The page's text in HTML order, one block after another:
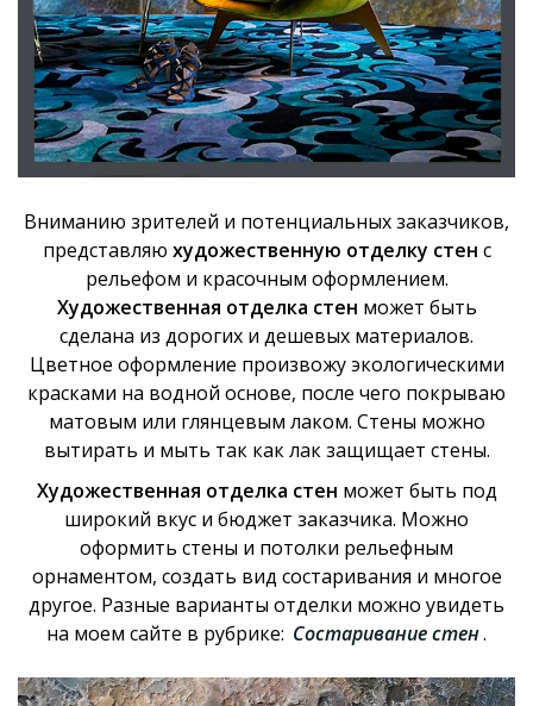
Вниманию зрителей и потенциальных заказчиков,
представляю художественную отделку стен с
рельефом и красочным оформлением.
Художественная отделка стен может быть
сделана из дорогих и дешевых материалов.
Цветное оформление произвожу экологическими
красками на водной основе, после чего покрываю
матовым или глянцевым лаком. Стены можно
вытирать и мыть так как лак защищает стены.
Художественная отделка стен может быть под
широкий вкус и бюджет заказчика. Можно
оформить стены и потолки рельефным
орнаментом, создать вид состаривания и многое
другое. Разные варианты отделки можно увидеть
на моем сайте в рубрике: Состаривание стен.